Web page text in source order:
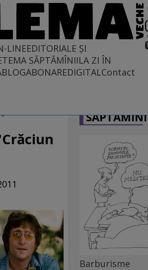
LINEEDITORIALE ȘI
TEMA SĂPTĂMÎNIILA ZI ÎN
ABONAREDIGITALContact
Barburisme